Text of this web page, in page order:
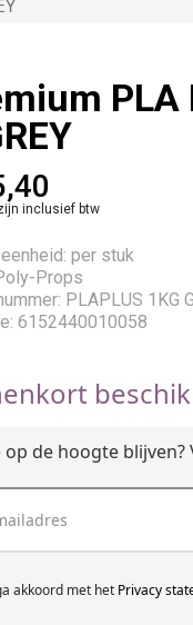
inclusief btw
per stuk
Props
PLAPLUS 1KG
6152440010058
op de hoogte
akkoord met het Privacy